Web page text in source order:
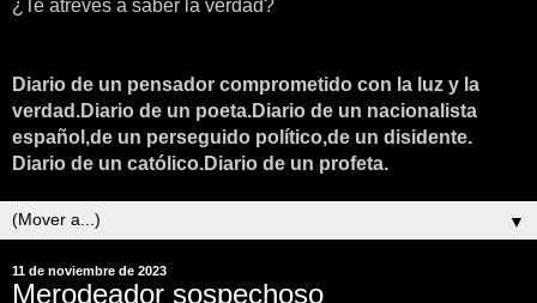
¿Te atreves a saber la verdad?
Diario de un pensador comprometido con la luz y la
verdad.Diario de un poeta.Diario de un nacionalista
español,de un perseguido político,de un disidente.
Diario de un católico.Diario de un profeta.
▼
11 de noviembre de 2023
Merodeador sospechoso